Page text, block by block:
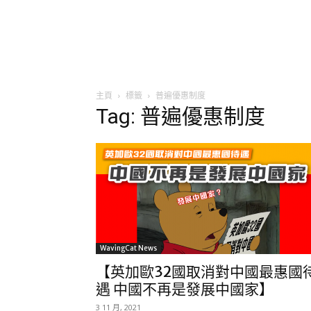
主頁 標籤 普遍優惠制度
Tag: 普遍優惠制度
WavingCat News
【英加歐32國取消對中國最惠國
遇 中國不再是發展中國家】
3 11 月, 2021